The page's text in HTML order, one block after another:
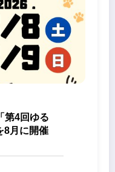
第4回ゆる
8月に開催